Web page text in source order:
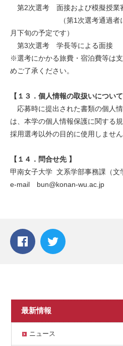
第2次選考 面接および模擬授
（第1次選考通過者に、面
月下旬の予定です）
第3次選考 学長等による面接
※選考にかかる旅費・宿泊費等は
めご了承ください。
【１３． 個人情報の取扱いについて
応募時に提出された書類の個人
は、本学の個人情報保護に関する
採用選考以外の目的に使用しません
【１４． 問合せ先 】
甲南女子大学 文系学部事務課（文
e-mail bun@konan-wu.ac.jp
最新情報
ニュース